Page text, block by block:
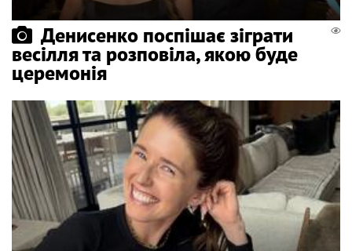
Денисенко поспішає зіграти
весілля та розповіла, якою буде
церемонія